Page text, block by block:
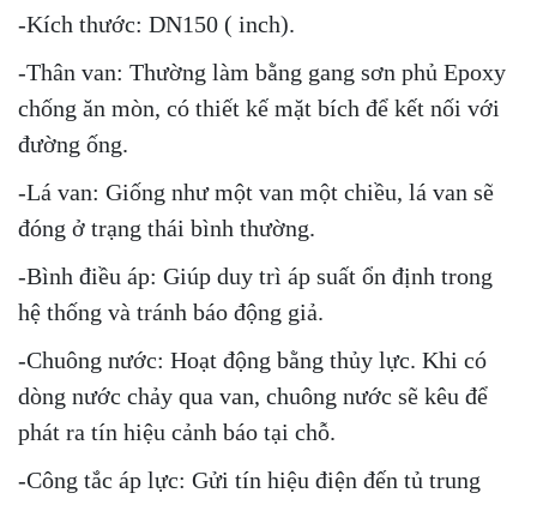
-Kích thước: DN150 ( inch).
-Thân van: Thường làm bằng gang sơn phủ Epoxy
chống ăn mòn, có thiết kế mặt bích để kết nối với
đường ống.
-Lá van: Giống như một van một chiều, lá van sẽ
đóng ở trạng thái bình thường.
-Bình điều áp: Giúp duy trì áp suất ổn định trong
hệ thống và tránh báo động giả.
-Chuông nước: Hoạt động bằng thủy lực. Khi có
dòng nước chảy qua van, chuông nước sẽ kêu để
phát ra tín hiệu cảnh báo tại chỗ.
-Công tắc áp lực: Gửi tín hiệu điện đến tủ trung